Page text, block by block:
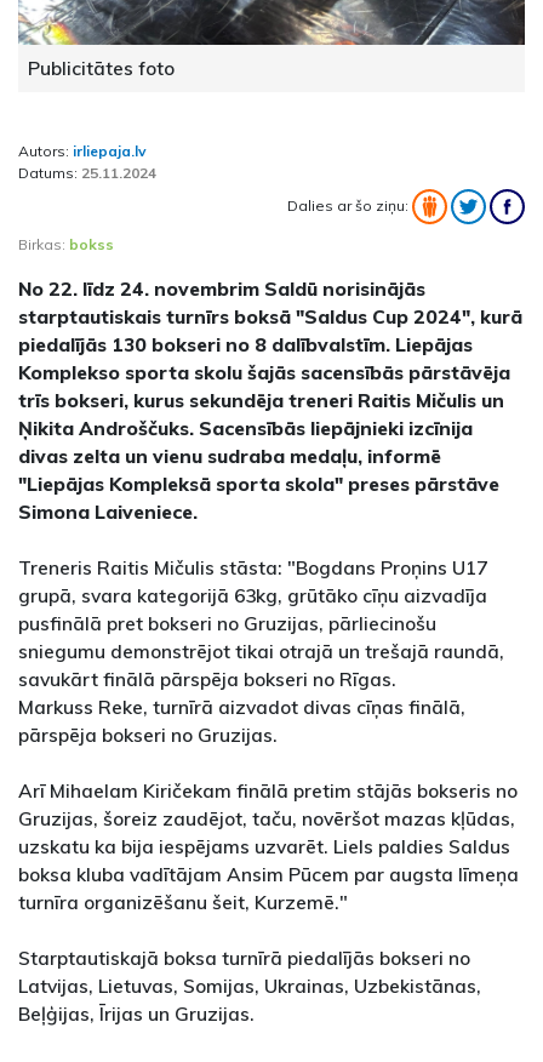
Publicitātes foto
Autors: irliepaja.lv
Datums: 25.11.2024
Dalies ar šo ziņu:
Birkas: bokss
No 22. līdz 24. novembrim Saldū norisinājās
starptautiskais turnīrs boksā "Saldus Cup 2024", kurā
piedalījās 130 bokseri no 8 dalībvalstīm. Liepājas
Komplekso sporta skolu šajās sacensībās pārstāvēja
trīs bokseri, kurus sekundēja treneri Raitis Mičulis un
Ņikita Androščuks. Sacensībās liepājnieki izcīnija
divas zelta un vienu sudraba medaļu, informē
"Liepājas Kompleksā sporta skola" preses pārstāve
Simona Laiveniece.
Treneris Raitis Mičulis stāsta: "Bogdans Proņins U17
grupā, svara kategorijā 63kg, grūtāko cīņu aizvadīja
pusfinālā pret bokseri no Gruzijas, pārliecinošu
sniegumu demonstrējot tikai otrajā un trešajā raundā,
savukārt finālā pārspēja bokseri no Rīgas.
Markuss Reke, turnīrā aizvadot divas cīņas finālā,
pārspēja bokseri no Gruzijas.
Arī Mihaelam Kiričekam finālā pretim stājās bokseris no
Gruzijas, šoreiz zaudējot, taču, novēršot mazas kļūdas,
uzskatu ka bija iespējams uzvarēt. Liels paldies Saldus
boksa kluba vadītājam Ansim Pūcem par augsta līmeņa
turnīra organizēšanu šeit, Kurzemē."
Starptautiskajā boksa turnīrā piedalījās bokseri no
Latvijas, Lietuvas, Somijas, Ukrainas, Uzbekistānas,
Beļģijas, Īrijas un Gruzijas.